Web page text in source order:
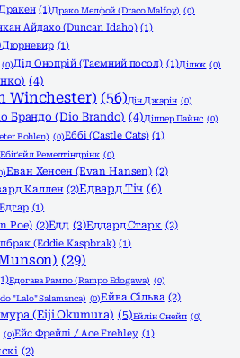
(1)Драко Мелфой (Draco Malfoy) (0)
Айдахо (Duncan Idaho) (1)
Дюрневир (1)
(0)Дід Онопрій (Таємний посол) (1)Ділюк (0)
(4)
Winchester) (56)Дін Джарін (0)
Брандо (Dio Brando) (4)Діппер Пайнс (0)
Bohlen) (0)Еббі (Castle Cats) (1)
Ебіґейл Ремелтіндрінк (0)
Еван Хенсен (Evan Hansen) (2)
Каллен (2)Едвард Тіч (6)
Едгар (1)
Poe) (2)Едд (3)Еддард Старк (2)
(Eddie Kaspbrak) (1)
(29)
Едогава Рампо (Rampo Edogawa) (0)
"Lalo" Salamanca) (0)Ейва Сільва (2)
(Eiji Okumura) (5)Ейлін Снейп (0)
(0)Ейс Фрейлі / Ace Frehley (1)
(2)